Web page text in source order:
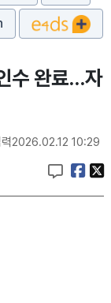
수 완료…자
2026.02.12 10:29